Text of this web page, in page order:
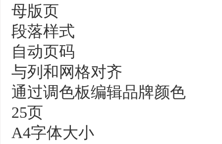
母版页
段落样式
自动页码
与列和网格对齐
通过调色板编辑品牌颜色
25页
A4字体大小